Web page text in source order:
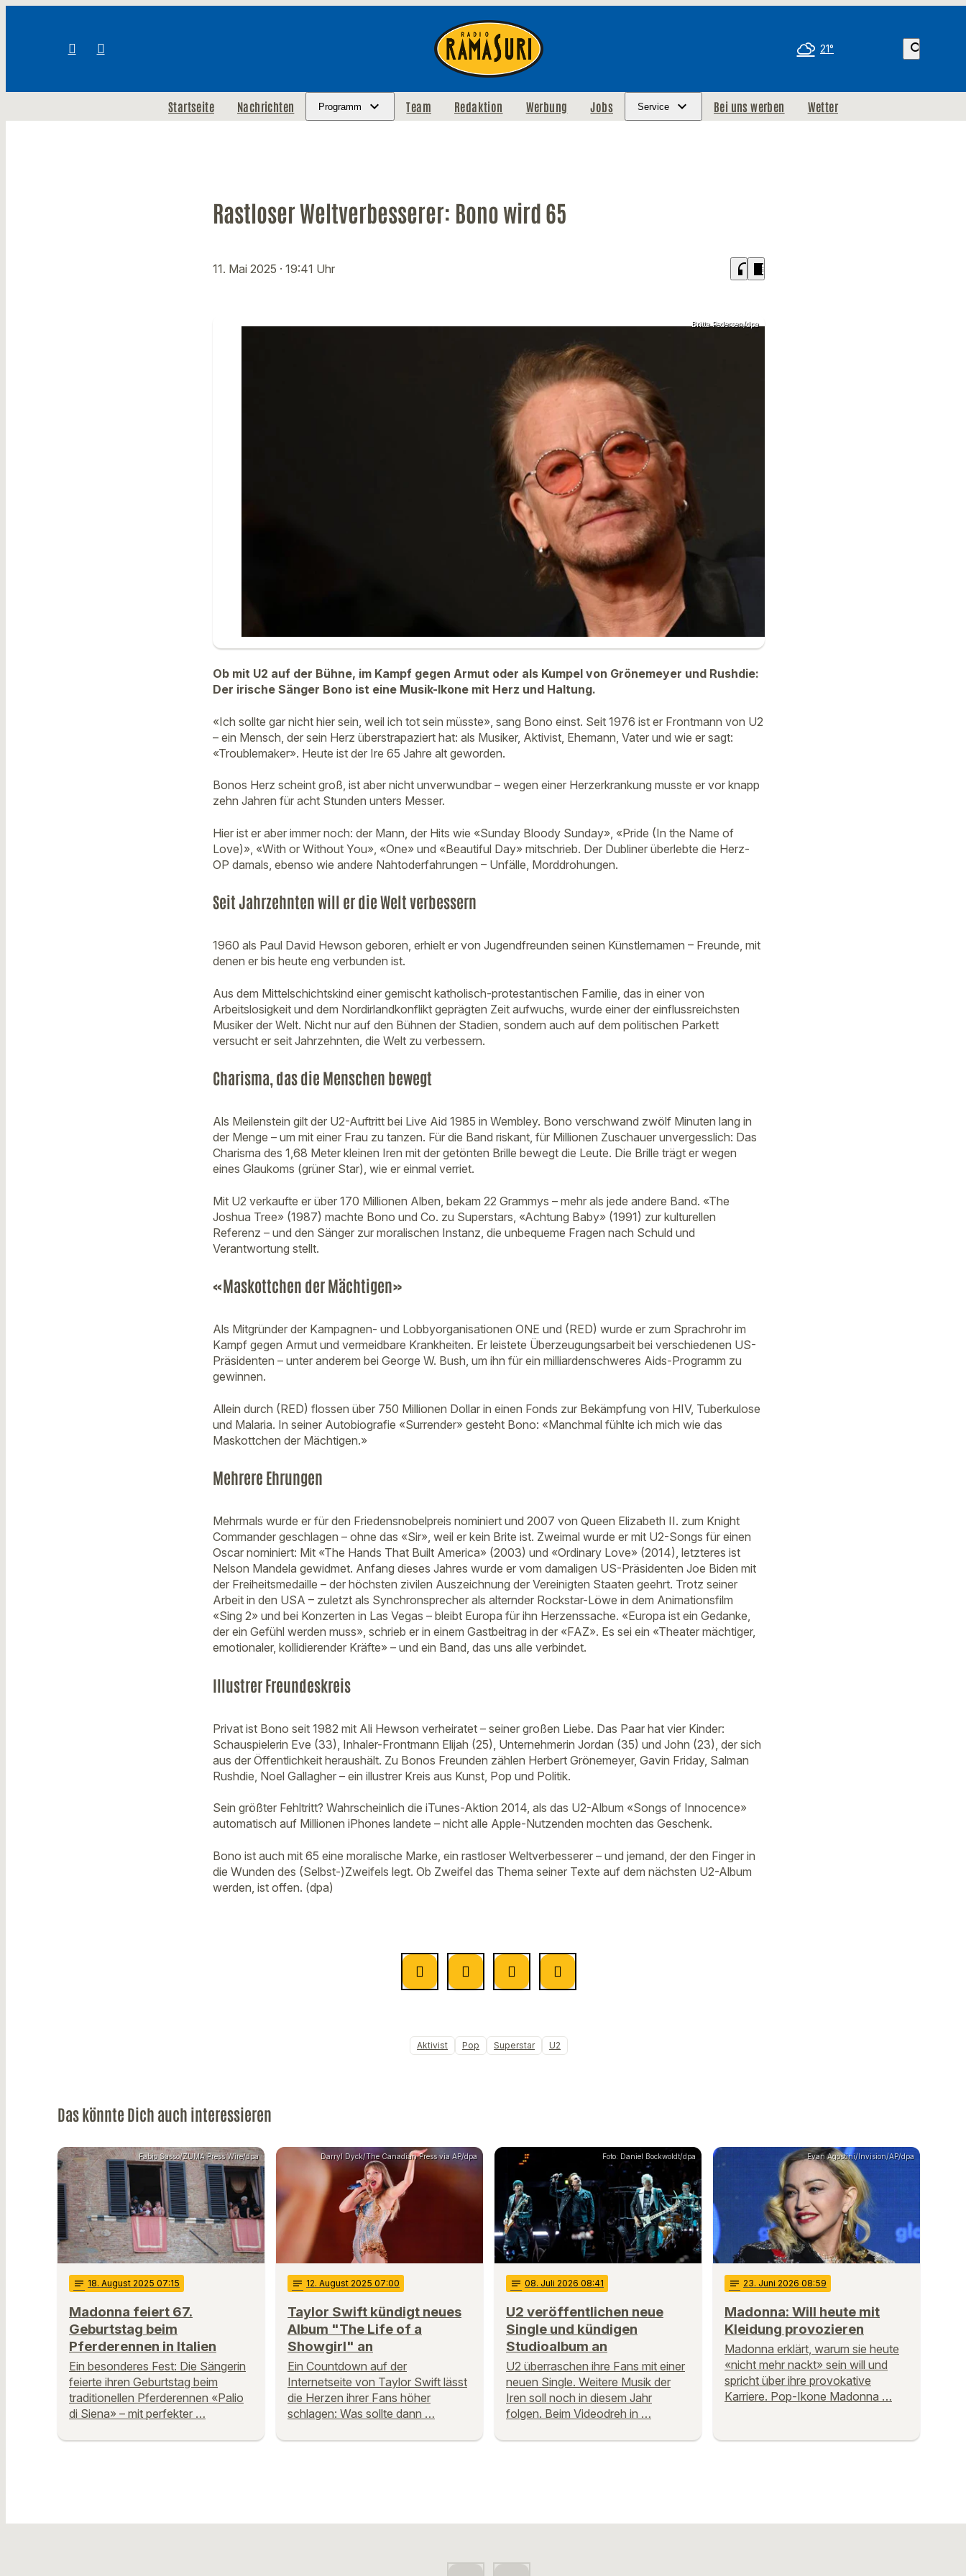
21° search
Startseite Nachrichten Programm Team Redaktion Werbung Jobs Service Bei uns werben Wetter
Rastloser Weltverbesserer: Bono wird 65
11. Mai 2025 · 19:41 Uhr headphones chrome_reader_mode
Britta Pedersen/dpa
Ob mit U2 auf der Bühne, im Kampf gegen Armut oder als Kumpel von Grönemeyer und Rushdie:
Der irische Sänger Bono ist eine Musik-Ikone mit Herz und Haltung.
«Ich sollte gar nicht hier sein, weil ich tot sein müsste», sang Bono einst. Seit 1976 ist er Frontmann von U2
– ein Mensch, der sein Herz überstrapaziert hat: als Musiker, Aktivist, Ehemann, Vater und wie er sagt:
«Troublemaker». Heute ist der Ire 65 Jahre alt geworden.
Bonos Herz scheint groß, ist aber nicht unverwundbar – wegen einer Herzerkrankung musste er vor knapp
zehn Jahren für acht Stunden unters Messer.
Hier ist er aber immer noch: der Mann, der Hits wie «Sunday Bloody Sunday», «Pride (In the Name of
Love)», «With or Without You», «One» und «Beautiful Day» mitschrieb. Der Dubliner überlebte die Herz-
OP damals, ebenso wie andere Nahtoderfahrungen – Unfälle, Morddrohungen.
Seit Jahrzehnten will er die Welt verbessern
1960 als Paul David Hewson geboren, erhielt er von Jugendfreunden seinen Künstlernamen – Freunde, mit
denen er bis heute eng verbunden ist.
Aus dem Mittelschichtskind einer gemischt katholisch-protestantischen Familie, das in einer von
Arbeitslosigkeit und dem Nordirlandkonflikt geprägten Zeit aufwuchs, wurde einer der einflussreichsten
Musiker der Welt. Nicht nur auf den Bühnen der Stadien, sondern auch auf dem politischen Parkett
versucht er seit Jahrzehnten, die Welt zu verbessern.
Charisma, das die Menschen bewegt
Als Meilenstein gilt der U2-Auftritt bei Live Aid 1985 in Wembley. Bono verschwand zwölf Minuten lang in
der Menge – um mit einer Frau zu tanzen. Für die Band riskant, für Millionen Zuschauer unvergesslich: Das
Charisma des 1,68 Meter kleinen Iren mit der getönten Brille bewegt die Leute. Die Brille trägt er wegen
eines Glaukoms (grüner Star), wie er einmal verriet.
Mit U2 verkaufte er über 170 Millionen Alben, bekam 22 Grammys – mehr als jede andere Band. «The
Joshua Tree» (1987) machte Bono und Co. zu Superstars, «Achtung Baby» (1991) zur kulturellen
Referenz – und den Sänger zur moralischen Instanz, die unbequeme Fragen nach Schuld und
Verantwortung stellt.
«Maskottchen der Mächtigen»
Als Mitgründer der Kampagnen- und Lobbyorganisationen ONE und (RED) wurde er zum Sprachrohr im
Kampf gegen Armut und vermeidbare Krankheiten. Er leistete Überzeugungsarbeit bei verschiedenen US-
Präsidenten – unter anderem bei George W. Bush, um ihn für ein milliardenschweres Aids-Programm zu
gewinnen.
Allein durch (RED) flossen über 750 Millionen Dollar in einen Fonds zur Bekämpfung von HIV, Tuberkulose
und Malaria. In seiner Autobiografie «Surrender» gesteht Bono: «Manchmal fühlte ich mich wie das
Maskottchen der Mächtigen.»
Mehrere Ehrungen
Mehrmals wurde er für den Friedensnobelpreis nominiert und 2007 von Queen Elizabeth II. zum Knight
Commander geschlagen – ohne das «Sir», weil er kein Brite ist. Zweimal wurde er mit U2-Songs für einen
Oscar nominiert: Mit «The Hands That Built America» (2003) und «Ordinary Love» (2014), letzteres ist
Nelson Mandela gewidmet. Anfang dieses Jahres wurde er vom damaligen US-Präsidenten Joe Biden mit
der Freiheitsmedaille – der höchsten zivilen Auszeichnung der Vereinigten Staaten geehrt. Trotz seiner
Arbeit in den USA – zuletzt als Synchronsprecher als alternder Rockstar-Löwe in dem Animationsfilm
«Sing 2» und bei Konzerten in Las Vegas – bleibt Europa für ihn Herzenssache. «Europa ist ein Gedanke,
der ein Gefühl werden muss», schrieb er in einem Gastbeitrag in der «FAZ». Es sei ein «Theater mächtiger,
emotionaler, kollidierender Kräfte» – und ein Band, das uns alle verbindet.
Illustrer Freundeskreis
Privat ist Bono seit 1982 mit Ali Hewson verheiratet – seiner großen Liebe. Das Paar hat vier Kinder:
Schauspielerin Eve (33), Inhaler-Frontmann Elijah (25), Unternehmerin Jordan (35) und John (23), der sich
aus der Öffentlichkeit heraushält. Zu Bonos Freunden zählen Herbert Grönemeyer, Gavin Friday, Salman
Rushdie, Noel Gallagher – ein illustrer Kreis aus Kunst, Pop und Politik.
Sein größter Fehltritt? Wahrscheinlich die iTunes-Aktion 2014, als das U2-Album «Songs of Innocence»
automatisch auf Millionen iPhones landete – nicht alle Apple-Nutzenden mochten das Geschenk.
Bono ist auch mit 65 eine moralische Marke, ein rastloser Weltverbesserer – und jemand, der den Finger in
die Wunden des (Selbst-)Zweifels legt. Ob Zweifel das Thema seiner Texte auf dem nächsten U2-Album
werden, ist offen. (dpa)
Aktivist Pop Superstar U2
Das könnte Dich auch interessieren
Fabio Sasso/ZUMA Press Wire/dpa
notes 18. August 2025 07:15
Madonna feiert 67.
Geburtstag beim
Pferderennen in Italien
Ein besonderes Fest: Die Sängerin
feierte ihren Geburtstag beim
traditionellen Pferderennen «Palio
di Siena» – mit perfekter …
Darryl Dyck/The Canadian Press via AP/dpa
notes 12. August 2025 07:00
Taylor Swift kündigt neues
Album "The Life of a
Showgirl" an
Ein Countdown auf der
Internetseite von Taylor Swift lässt
die Herzen ihrer Fans höher
schlagen: Was sollte dann …
Foto: Daniel Bockwoldt/dpa
notes 08. Juli 2026 08:41
U2 veröffentlichen neue
Single und kündigen
Studioalbum an
U2 überraschen ihre Fans mit einer
neuen Single. Weitere Musik der
Iren soll noch in diesem Jahr
folgen. Beim Videodreh in …
Evan Agostini/Invision/AP/dpa
notes 23. Juni 2026 08:59
Madonna: Will heute mit
Kleidung provozieren
Madonna erklärt, warum sie heute
«nicht mehr nackt» sein will und
spricht über ihre provokative
Karriere. Pop-Ikone Madonna …